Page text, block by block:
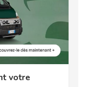
votre